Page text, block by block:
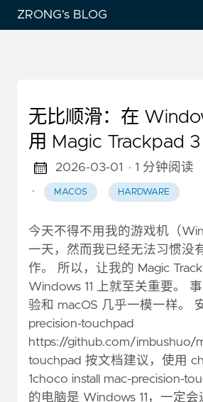
ZRONG's BLOG
无比顺滑：在
用 Magic Trackpad 3
2026-03-01
· 1 分钟阅读
·
MACOS HARDWARE
今天不得不用我的游戏机（
一天，然而我已经无法习惯没
作。 所以，让我的 Magic
Windows 11 上就至关重要。
验和 macOS 几乎一模一样。
precision-touchpad
https://github.com/imbushuo/
touchpad 按文档建议，使用
1choco install mac-precision-
的电脑是 Windows 11，一定会